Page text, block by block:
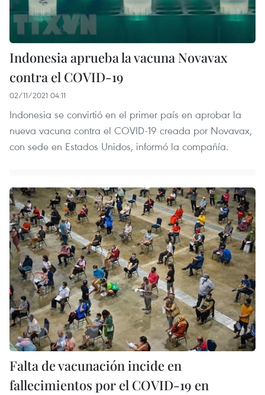
Indonesia aprueba la vacuna Novavax
contra el COVID-19
02/11/2021 04:11
Indonesia se convirtió en el primer país en aprobar la
nueva vacuna contra el COVID-19 creada por Novavax,
con sede en Estados Unidos, informó la compañía.
Falta de vacunación incide en
fallecimientos por el COVID-19 en